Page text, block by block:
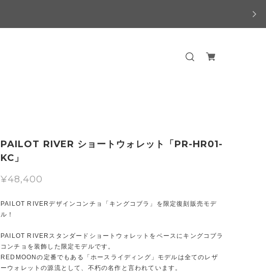
PAILOT RIVER ショートウォレット「PR-HR01-
KC」
¥48,400
PAILOT RIVERデザインコンチョ「キングコブラ」を限定復刻販売モデ
ル！
PAILOT RIVERスタンダードショートウォレットをベースにキングコブラ
コンチョを装飾した限定モデルです。
REDMOONの定番でもある「ホースライディング」モデルは全てのレザ
ーウォレットの源流として、不朽の名作と言われています。